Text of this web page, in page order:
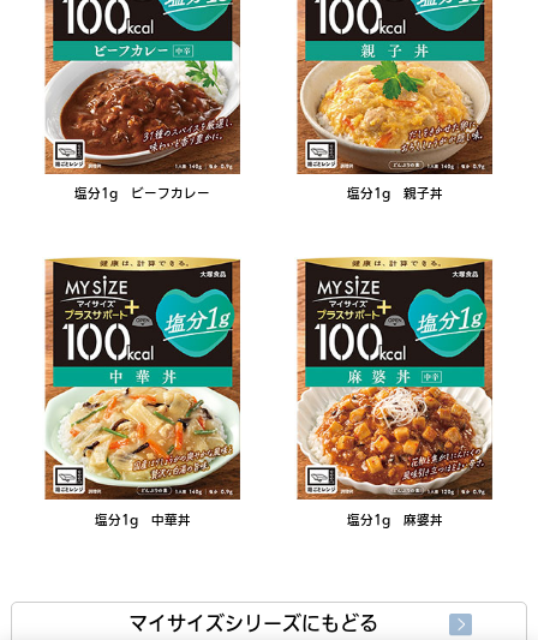
塩分1g ビーフカレー 塩分1g 親子丼
塩分1g 中華丼 塩分1g 麻婆丼
マイサイズシリーズにもどる